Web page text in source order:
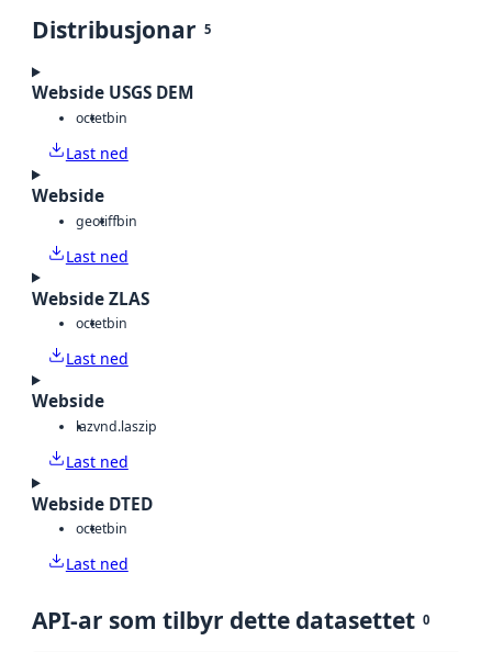
Distribusjonar 5
Webside USGS DEM
octetbin
Last ned
Webside
geotiffbin
Last ned
Webside ZLAS
octetbin
Last ned
Webside
lazvnd.laszip
Last ned
Webside DTED
octetbin
Last ned
API-ar som tilbyr dette datasettet 0